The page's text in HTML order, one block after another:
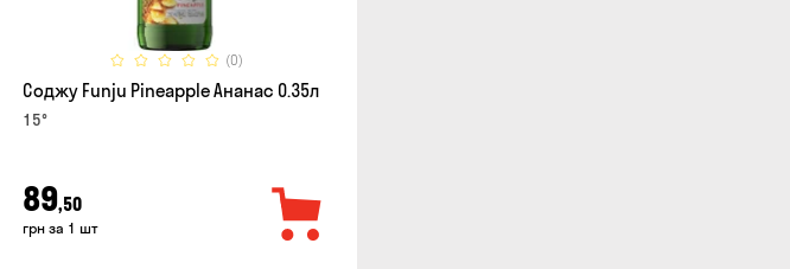
(0)
Соджу Funju Pineapple Ананас 0.35л
15°
89,50
грн за 1 шт